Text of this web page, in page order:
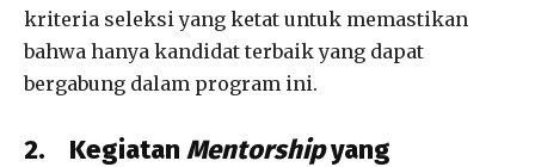
kriteria seleksi yang ketat untuk memastikan
bahwa hanya kandidat terbaik yang dapat
bergabung dalam program ini.
2. Kegiatan Mentorshipyang